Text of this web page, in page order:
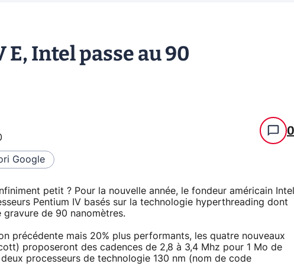
Intel passe au 90
0
Google
petit ? Pour la nouvelle année, le fondeur américain Intel
Pentium IV basés sur la technologie hyperthreading dont
de 90 nanomètres.
précédente mais 20% plus performants, les quatre nouveaux
proposeront des cadences de 2,8 à 3,4 Mhz pour 1 Mo de
processeurs de technologie 130 nm (nom de code